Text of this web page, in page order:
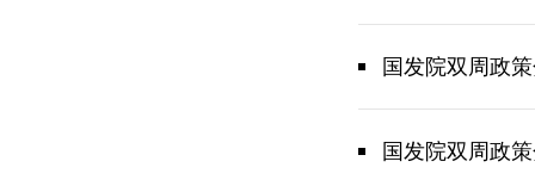
国发院双周政
国发院双周政